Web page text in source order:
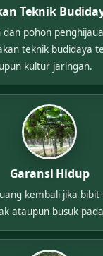
Teknik
pohon
teknik budidaya
kultur jaringan.
Garansi Hidup
kembali jika
ataupun busuk